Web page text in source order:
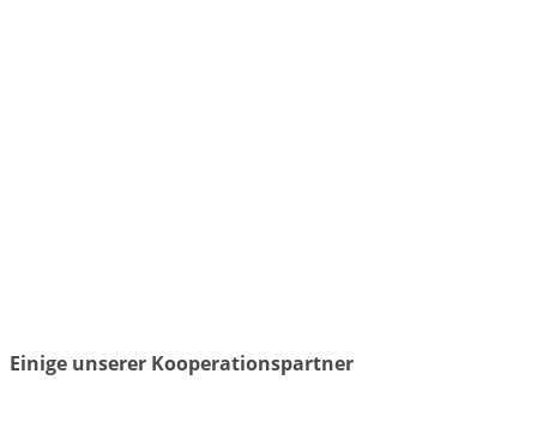
Einige unserer Kooperationspartner